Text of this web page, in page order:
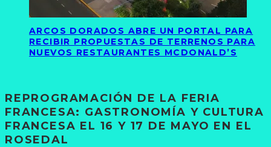
ARCOS DORADOS ABRE UN PORTAL PARA
RECIBIR PROPUESTAS DE TERRENOS PARA
NUEVOS RESTAURANTES MCDONALD’S
REPROGRAMACIÓN DE LA FERIA
FRANCESA: GASTRONOMÍA Y CULTURA
FRANCESA EL 16 Y 17 DE MAYO EN EL
ROSEDAL